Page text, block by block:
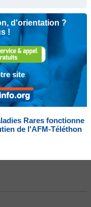
d'orientation ?
!
site
Rares fonctionne
de l'AFM-Téléthon